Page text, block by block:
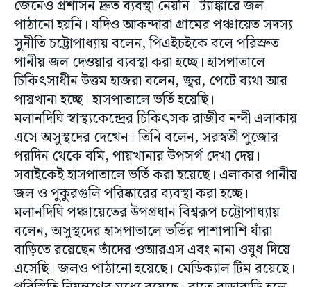
জেনেও প্রশাসন দ্রুত ব্যবস্থা নেয়নি। ট্যাঙ্কারে জল
পাঠানো হয়নি। যদিও আকন্দারা গ্রামের পঞ্চায়েত সদস্য
সুনীতি চট্টোপাধ্যায় বলেন, পিএইচইকে বলে পরিস্রুত
পানীয় জল দেওয়ার ব্যবস্থা করা হচ্ছে। হাসপাতালে
চিকিৎসাধীন উত্তম হাজরা বলেন, জ্বর, পেটে ব্যথা আর
পায়খানা হচ্ছে। হাসপাতালে ভর্তি হয়েছি।
মলানদিঘি স্বাস্থ্যকেন্দ্রের চিকিৎসক রাজীব নন্দী এলাকায়
এসে অসুস্থদের দেখেন। তিনি বলেন, সরস্বতী পুজোর
পরদিন থেকে বমি, পায়খানার উপসর্গ দেখা দেয়।
সবাইকেই হাসপাতালে ভর্তি করা হয়েছে। এলাকার পানীয়
জল ও পুকুরগুলি পরিষ্কারের ব্যবস্থা করা হচ্ছে।
মলানদিঘি পঞ্চায়েতের উপপ্রধান বিশ্বরূপ চট্টোপাধ্যায়
বলেন, অসুস্থদের হাসপাতালে ভর্তির পাশাপাশি যাঁরা
বাড়িতে রয়েছেন তাঁদের ওআরএস এবং নানা ওষুধ দিয়ে
এসেছি। জলও পাঠানো হয়েছে। মেডিক্যাল টিম রয়েছে।